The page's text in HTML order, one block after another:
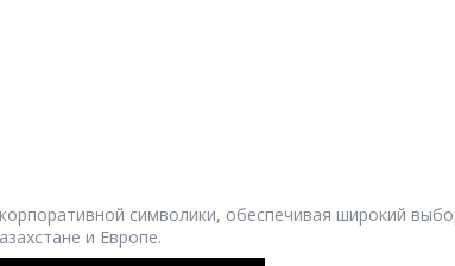
символики, обеспечивая широкий
и Европе.